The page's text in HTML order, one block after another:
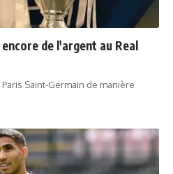
de l'argent au Real
Saint-Germain de manière